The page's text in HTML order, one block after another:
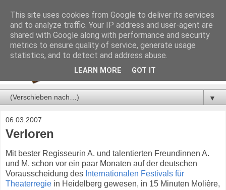
▼
06.03.2007
Verloren
Mit bester Regisseurin A. und talentierten Freundinnen A.
und M. schon vor ein paar Monaten auf der deutschen
Vorausscheidung des Internationalen Festivals für
Theaterregie in Heidelberg gewesen, in 15 Minuten Molière,
This site uses cookies from Google to deliver its services
and to analyze traffic. Your IP address and user-agent are
shared with Google along with performance and security
metrics to ensure quality of service, generate usage
statistics, and to detect and address abuse.
LEARN MORE GOT IT